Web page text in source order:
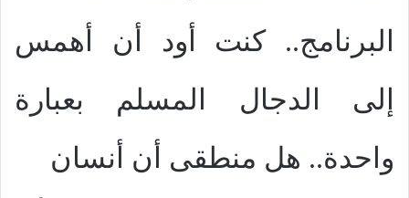
البرنامج.. كنت أود أن أهمس
إلى الدجال المسلم بعبارة
واحدة.. هل منطقى أن أنسان